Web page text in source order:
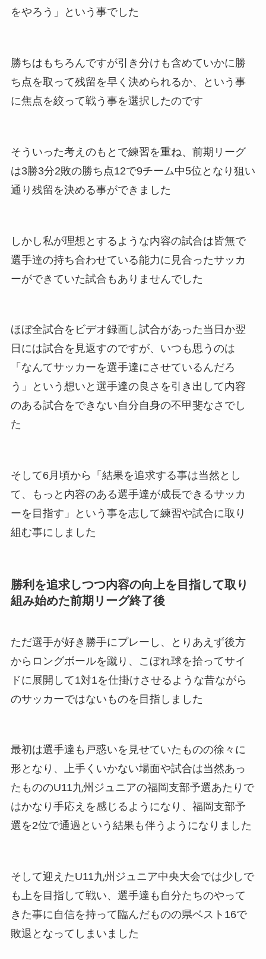
をやろう」という事でした
勝ちはもちろんですが引き分けも含めていかに勝
ち点を取って残留を早く決められるか、という事
に焦点を絞って戦う事を選択したのです
そういった考えのもとで練習を重ね、前期リーグ
は3勝3分2敗の勝ち点12で9チーム中5位となり狙い
通り残留を決める事ができました
しかし私が理想とするような内容の試合は皆無で
選手達の持ち合わせている能力に見合ったサッカ
ーができていた試合もありませんでした
ほぼ全試合をビデオ録画し試合があった当日か翌
日には試合を見返すのですが、いつも思うのは
「なんてサッカーを選手達にさせているんだろ
う」という想いと選手達の良さを引き出して内容
のある試合をできない自分自身の不甲斐なさでし
た
そして6月頃から「結果を追求する事は当然とし
て、もっと内容のある選手達が成長できるサッカ
ーを目指す」という事を志して練習や試合に取り
組む事にしました
勝利を追求しつつ内容の向上を目指して取り
組み始めた前期リーグ終了後
ただ選手が好き勝手にプレーし、とりあえず後方
からロングボールを蹴り、こぼれ球を拾ってサイ
ドに展開して1対1を仕掛けさせるような昔ながら
のサッカーではないものを目指しました
最初は選手達も戸惑いを見せていたものの徐々に
形となり、上手くいかない場面や試合は当然あっ
たもののU11九州ジュニアの福岡支部予選あたりで
はかなり手応えを感じるようになり、福岡支部予
選を2位で通過という結果も伴うようになりました
そして迎えたU11九州ジュニア中央大会では少しで
も上を目指して戦い、選手達も自分たちのやって
きた事に自信を持って臨んだものの県ベスト16で
敗退となってしまいました